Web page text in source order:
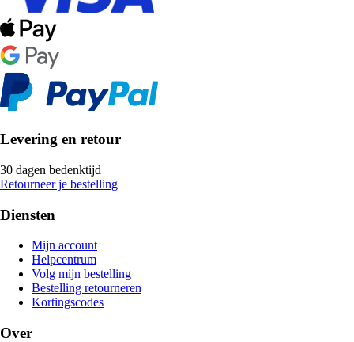
Levering en retour
30 dagen bedenktijd
Retourneer je bestelling
Diensten
Mijn account
Helpcentrum
Volg mijn bestelling
Bestelling retourneren
Kortingscodes
Over